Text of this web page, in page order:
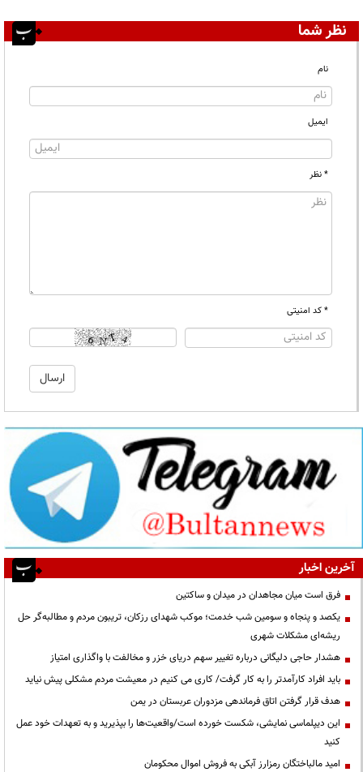
نظر شما
نام
ایمیل
* نظر
* کد امنیتی
آخرین اخبار
فرق است میان مجاهدان در میدان و ساکتین
یکصد و پنجاه و سومین شب خدمت؛ موکب شهدای رزکان، تریبون مردم و مطالبه‌گر حل
ریشه‌ای مشکلات شهری
هشدار حاجی دلیگانی درباره تغییر سهم دریای خزر و مخالفت با واگذاری امتیاز
باید افراد کارآمدتر را به کار گرفت/ کاری می کنیم در معیشت مردم مشکلی پیش نیاید
هدف قرار گرفتن اتاق‌ فرماندهی مزدوران عربستان در یمن
این دیپلماسی نمایشی، شکست خورده است/واقعیت‌ها را بپذیرید و به تعهدات خود عمل
کنید
امید مالباختگان رمزارز آبکی به فروش اموال محکومان